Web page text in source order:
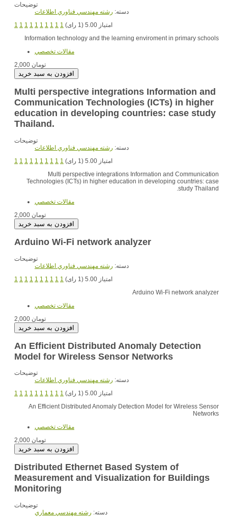
توضیحات
دسته: رشته مهندسي فناوري اطلاعات
1 1 1 1 1 1 1 1 1 1
امتیاز 5.00 (1 رای)
Information technology and the learning enviroment in primary schools
مقالات تخصصي
2,000 تومان
Multi perspective integrations Information and
Communication Technologies (ICTs) in higher
education in developing countries: case study
Thailand.
توضیحات
دسته: رشته مهندسي فناوري اطلاعات
1 1 1 1 1 1 1 1 1 1
امتیاز 5.00 (1 رای)
Multi perspective integrations Information and Communication
Technologies (ICTs) in higher education in developing countries: case
study Thailand.
مقالات تخصصي
2,000 تومان
Arduino Wi-Fi network analyzer
توضیحات
دسته: رشته مهندسي فناوري اطلاعات
1 1 1 1 1 1 1 1 1 1
امتیاز 5.00 (1 رای)
Arduino Wi-Fi network analyzer
مقالات تخصصي
2,000 تومان
An Efficient Distributed Anomaly Detection
Model for Wireless Sensor Networks
توضیحات
دسته: رشته مهندسي فناوري اطلاعات
1 1 1 1 1 1 1 1 1 1
امتیاز 5.00 (1 رای)
An Efficient Distributed Anomaly Detection Model for Wireless Sensor
Networks
مقالات تخصصي
2,000 تومان
Distributed Ethernet Based System of
Measurement and Visualization for Buildings
Monitoring
توضیحات
دسته: رشته مهندسي معماري